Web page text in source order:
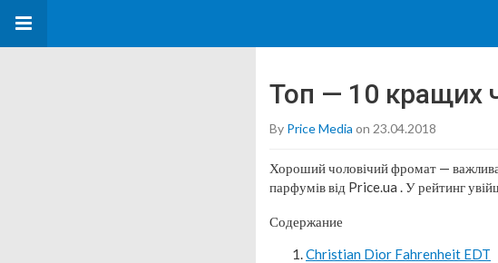
Топ — 10 кращих
By Price Media on 23.04.2018
Хороший чоловічий фромат —
парфумів від Price.ua . У рейтинг
Содержание
Christian Dior Fahrenheit EDT